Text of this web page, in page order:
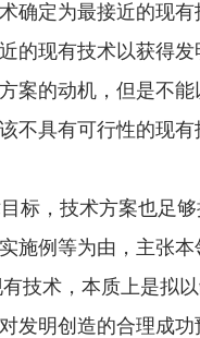
确定为最接近的现
的现有技术以获得
案的动机，但是不
不具有可行性的现有
，技术方案也足够
施例等为由，主张
技术，本质上是拟
发明创造的合理成